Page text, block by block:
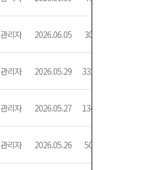
관리자 2026.06.05 308
관리자 2026.05.29 3326
관리자 2026.05.27 1344
관리자 2026.05.26 506